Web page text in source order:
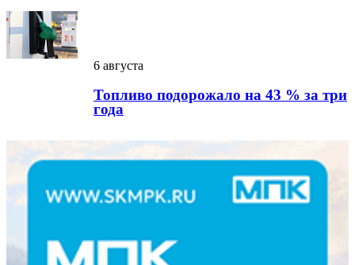
6 августа
Топливо подорожало на 43 % за три
года